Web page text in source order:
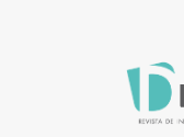
Sobre dos libros de